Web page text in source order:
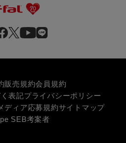
販売規約会員規約
表記プライバシーポリシー
ディア応募規約サイトマップ
SEB考案者